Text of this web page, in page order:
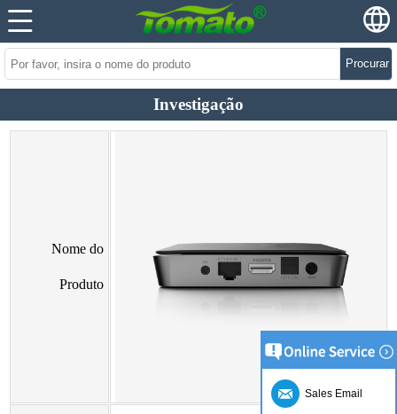
Procurar
Investigação
Nome do
Produto
Sales Email